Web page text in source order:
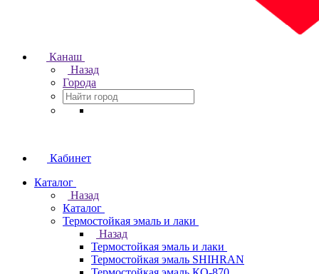
Канаш
Назад
Города
Кабинет
Каталог
Назад
Каталог
Термостойкая эмаль и лаки
Назад
Термостойкая эмаль и лаки
Термостойкая эмаль SHIHRAN